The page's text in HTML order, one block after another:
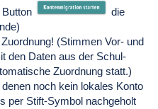
die
(Stimmen Vor- und
den Daten aus der Schul-
Zuordnung statt.)
noch kein lokales Konto
per Stift-Symbol nachgeholt